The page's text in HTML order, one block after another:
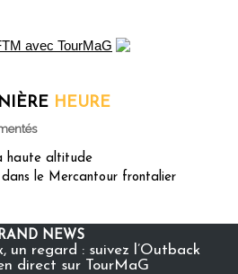
HEURE
haute altitude
le Mercantour frontalier
NEWS
un regard : suivez l’Outback
direct sur TourMaG